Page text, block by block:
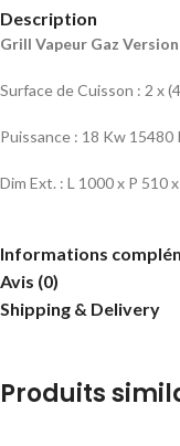
Description
Grill Vapeur Gaz
Surface de Cuisson : 2 x
Puissance : 18 Kw 15480
Dim Ext. : L 1000 x P 510
Informations
Avis (0)
Shipping & Delivery
Produits